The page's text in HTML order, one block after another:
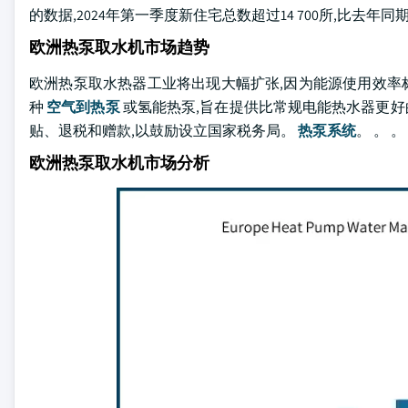
的数据,2024年第一季度新住宅总数超过14 700所,比去年同
欧洲热泵取水机市场趋势
欧洲热泵取水热器工业将出现大幅扩张,因为能源使用效
种 空气到热泵或氢能热泵,旨在提供比常规电能热水器更
贴、退税和赠款,以鼓励设立国家税务局。 热泵系统。 。
欧洲热泵取水机市场分析